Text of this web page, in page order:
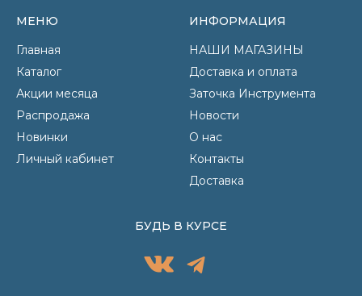
МЕНЮ
Главная
Каталог
Акции месяца
Распродажа
Новинки
Личный кабинет
ИНФОРМАЦИЯ
НАШИ МАГАЗИНЫ
Доставка и оплата
Заточка Инструмента
Новости
О нас
Контакты
Доставка
БУДЬ В КУРСЕ